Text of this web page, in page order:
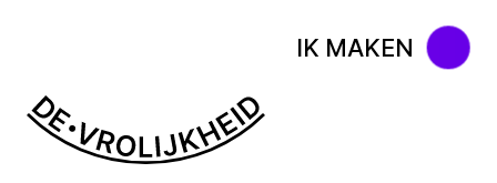
IK MAKEN